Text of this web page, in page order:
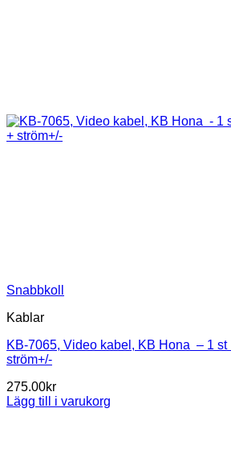
Snabbkoll
Kablar
KB-7065, Video kabel, KB Hona – 1
ström+/-
275.00kr
Lägg till i varukorg